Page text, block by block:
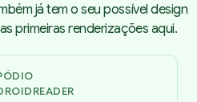
já tem o seu possível design
primeiras renderizações aqui.